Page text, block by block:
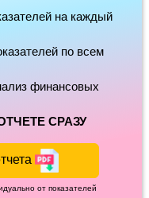
на каждый
по всем
финансовых
СРАЗУ
от показателей